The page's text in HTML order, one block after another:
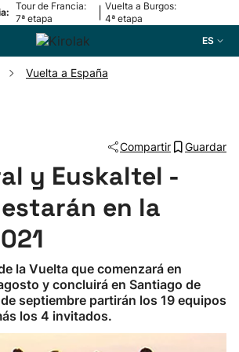
Tour de Francia:
7ª etapa
Vuelta a Burgos:
4ª etapa
ES
Vuelta a España
Compartir Guardar
y Euskaltel -
en la
la Vuelta que comenzará en
y concluirá en Santiago de
septiembre partirán los 19 equipos
los 4 invitados.